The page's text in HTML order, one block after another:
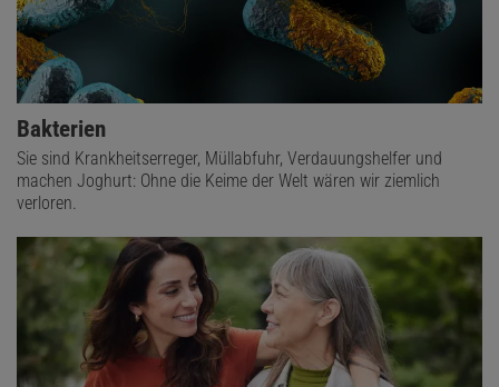
Bakterien
Sie sind Krankheitserreger, Müllabfuhr, Verdauungshelfer und
machen Joghurt: Ohne die Keime der Welt wären wir ziemlich
verloren.